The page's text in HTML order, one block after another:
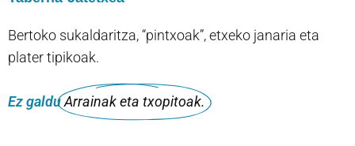
Bertoko sukaldaritza, “pintxoak”, etxeko janaria eta
plater tipikoak.
Ez galduArrainak eta txopitoak.